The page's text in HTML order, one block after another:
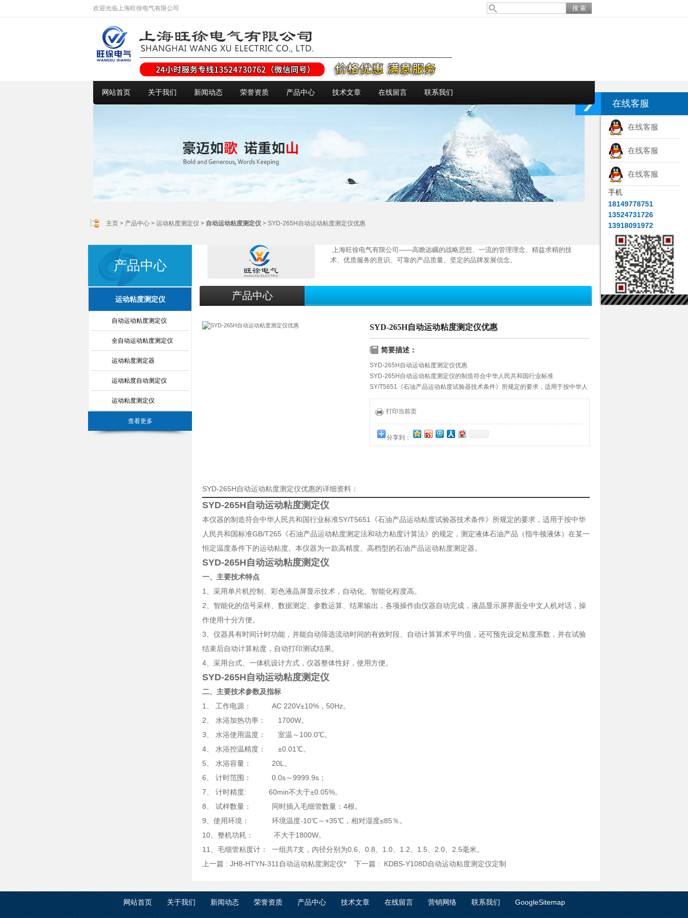
欢迎光临上海旺徐电气有限公司
网站首页 关于我们 新闻动态 荣誉资质 产品中心 技术文章 在线留言 联系我们
主页 > 产品中心 > 运动粘度测定仪 > 自动运动粘度测定仪 > SYD-265H自动运动粘度测定仪优惠
产品中心
运动粘度测定仪
自动运动粘度测定仪
全自动运动粘度测定仪
运动粘度测定器
运动粘度自动测定仪
运动粘度测定仪
查看更多
上海旺徐电气有限公司——高瞻远瞩的战略思想、一流的管理理念、精益求精的技
术、优质服务的意识、可靠的产品质量、坚定的品牌发展信念。
产品中心
SYD-265H自动运动粘度测定仪优惠
简要描述：
SYD-265H自动运动粘度测定仪优惠
SYD-265H自动运动粘度测定仪的制造符合中华人民共和国行业标准
SY/T5651《石油产品运动粘度试验器技术条件》所规定的要求，适用于按中华人
民共和国标准GB/T265《石油产品运动粘度测定法和动力粘度计算法》的规定，
测定液体石油产品（指牛顿液体）在某一恒定温度条件下的运动粘度。本仪器为
打印当前页
分享到：
SYD-265H自动运动粘度测定仪优惠的详细资料：
SYD-265H自动运动粘度测定仪
本仪器的制造符合中华人民共和国行业标准SY/T5651《石油产品运动粘度试验器技术条件》所规定的要求，适用于按中华
人民共和国标准GB/T265《石油产品运动粘度测定法和动力粘度计算法》的规定，测定液体石油产品（指牛顿液体）在某一
恒定温度条件下的运动粘度。本仪器为一款高精度、高档型的石油产品运动粘度测定器。
SYD-265H自动运动粘度测定仪
一、主要技术特点
1、采用单片机控制、彩色液晶屏显示技术，自动化、智能化程度高。
2、智能化的信号采样、数据测定、参数运算、结果输出，各项操作由仪器自动完成，液晶显示屏界面全中文人机对话，操
作使用十分方便。
3、仪器具有时间计时功能，并能自动筛选流动时间的有效时段、自动计算算术平均值，还可预先设定粘度系数，并在试验
结束后自动计算粘度，自动打印测试结果。
4、采用台式、一体机设计方式，仪器整体性好，使用方便。
SYD-265H自动运动粘度测定仪
二、主要技术参数及指标
1、 工作电源： AC 220V±10%，50Hz。
2、 水浴加热功率： 1700W。
3、 水浴使用温度： 室温～100.0℃。
4、 水浴控温精度： ±0.01℃。
5、 水浴容量： 20L。
6、 计时范围： 0.0s～9999.9s；
7、 计时精度: 60min不大于±0.05%。
8、 试样数量： 同时插入毛细管数量：4根。
9、使用环境： 环境温度-10℃～+35℃，相对湿度≤85％。
10、整机功耗： 不大于1800W。
11、毛细管粘度计： 一组共7支，内径分别为0.6、0.8、1.0、1.2、1.5、2.0、2.5毫米。
上一篇 : JH8-HTYN-311自动运动粘度测定仪* 下一篇 : KDBS-Y108D自动运动粘度测定仪定制
网站首页 关于我们 新闻动态 荣誉资质 产品中心 技术文章 在线留言 营销网络 联系我们 GoogleSitemap
在线客服
在线客服
在线客服
在线客服
手机
18149778751
13524731726
13918091972